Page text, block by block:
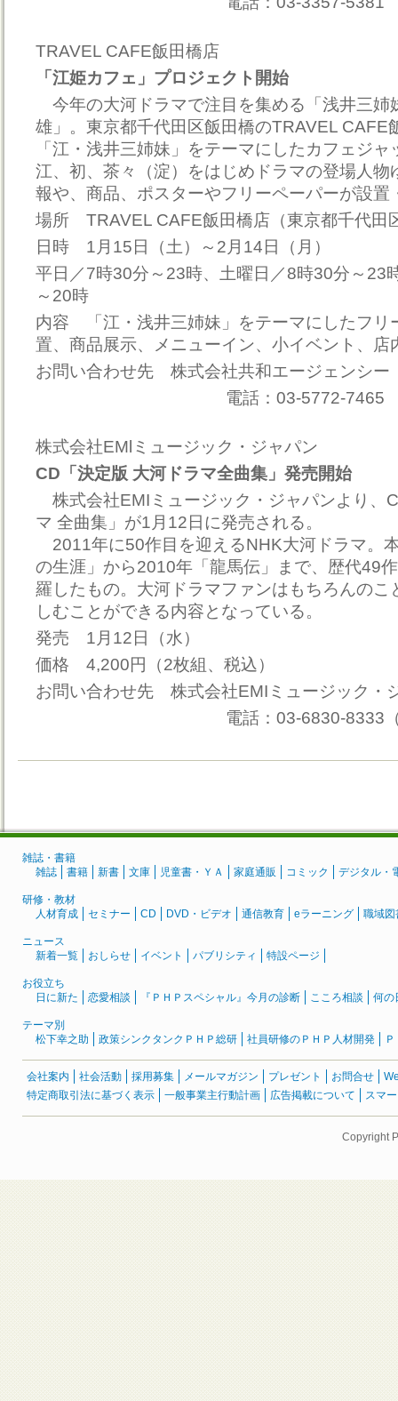
TRAVEL CAFE飯田橋店
「江姫カフェ」プロジェクト開始
今年の大河ドラマで注目を集める「浅井三姉
雄」。東京都千代田区飯田橋のTRAVEL CAFE
「江・浅井三姉妹」をテーマにしたカフェジ
江、初、茶々（淀）をはじめドラマの登場人物
報や、商品、ポスターやフリーペーパーが設置
場所 TRAVEL CAFE飯田橋店（東京都千代田
日時 1月15日（土）～2月14日（月）
平日／7時30分～23時、土曜日／8時30分～23
～20時
内容 「江・浅井三姉妹」をテーマにしたフリ
置、商品展示、メニューイン、小イベント、店
お問い合わせ先 株式会社共和エージェンシー
電話：03-5772-7465
株式会社EMlミュージック・ジャパン
CD「決定版 大河ドラマ全曲集」発売開始
株式会社EMIミュージック・ジャパンより、
マ 全曲集」が1月12日に発売される。
2011年に50作目を迎えるNHK大河ドラマ。
の生涯」から2010年「龍馬伝」まで、歴代49
羅したもの。大河ドラマファンはもちろんのこ
しむことができる内容となっている。
発売 1月12日（水）
価格 4,200円（2枚組、税込）
お問い合わせ先 株式会社EMIミュージック・
電話：03-6830-8333（お客
雑誌・書籍
雑誌
書籍 新書 文庫 児童書・ＹＡ 家庭通販 コミック デジタル・
研修・教材
人材育成
セミナー CD DVD・ビデオ 通信教育 eラーニング 職域図
ニュース
新着一覧
おしらせ イベント パブリシティ 特設ページ
お役立ち
日に新た
恋愛相談 『ＰＨＰスペシャル』今月の診断 こころ相談 何の
テーマ別
松下幸之助
政策シンクタンクＰＨＰ総研 社員研修のＰＨＰ人材開発
会社案内 社会活動 採用募集 メールマガジン プレゼント お問合せ
特定商取引法に基づく表示
一般事業主行動計画 広告掲載について スマ
Copyright